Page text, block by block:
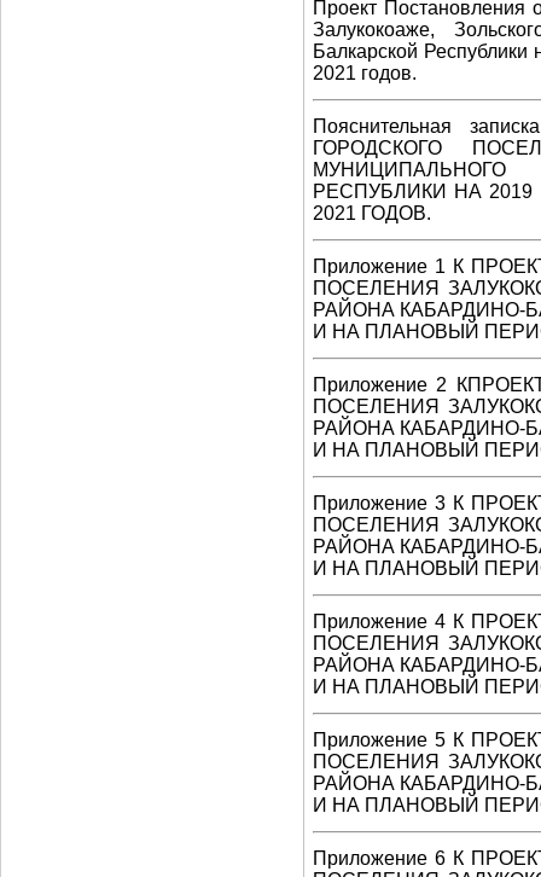
Проект Постановления
Залукокоаже,
Балкарской
2021 годов.
Пояснительная
ГОРОДСКОГО
МУНИЦИПАЛЬНОГО
РЕСПУБЛИКИ НА
2021 ГОДОВ.
Приложение 1 К
ПОСЕЛЕНИЯ
РАЙОНА КАБАРДИНО-
И НА ПЛАНОВЫЙ
Приложение 2
ПОСЕЛЕНИЯ
РАЙОНА КАБАРДИНО-
И НА ПЛАНОВЫЙ
Приложение 3 К
ПОСЕЛЕНИЯ
РАЙОНА КАБАРДИНО-
И НА ПЛАНОВЫЙ
Приложение 4 К
ПОСЕЛЕНИЯ
РАЙОНА КАБАРДИНО-
И НА ПЛАНОВЫЙ
Приложение 5 К
ПОСЕЛЕНИЯ
РАЙОНА КАБАРДИНО-
И НА ПЛАНОВЫЙ
Приложение 6 К